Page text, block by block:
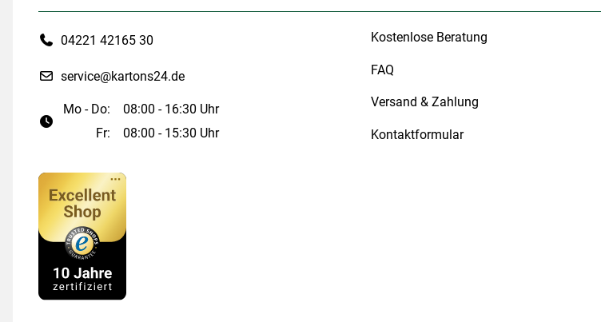
04221 42165 30
service@kartons24.de
Mo - Do:
08:00 - 16:30 Uhr
Fr:
08:00 - 15:30 Uhr
Kostenlose Beratung
FAQ
Versand & Zahlung
Kontaktformular